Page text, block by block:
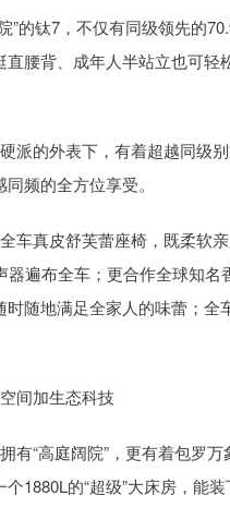
”的钛7，不仅有同级领先的
直腰背、成年人半站立也可
派的外表下，有着超越同级
频的全方位享受。
车真皮舒芙蕾座椅，既柔软
器遍布全车；更合作全球知
时随地满足全家人的味蕾；
间加生态科技
有“高庭阔院”，更有着包罗
个1880L的“超级”大床房，能